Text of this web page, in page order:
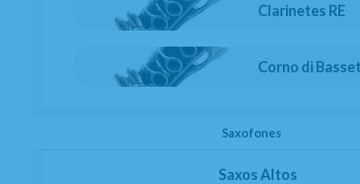
Clarinetes RE
Corno di
Saxofones
Saxos Altos